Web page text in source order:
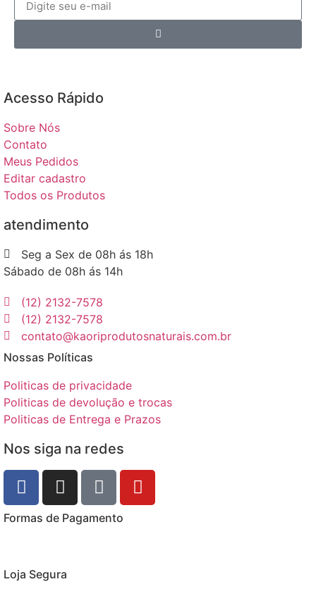
Acesso Rápido​
Sobre Nós
Contato
Meus Pedidos
Editar cadastro
Todos os Produtos
atendimento
Seg a Sex de 08h ás 18h
Sábado de 08h ás 14h
(12) 2132-7578
(12) 2132-7578
contato@kaoriprodutosnaturais.com.br
Nossas Políticas
Politicas de privacidade
Politicas de devolução e trocas
Politicas de Entrega e Prazos
Nos siga na redes
Formas de Pagamento
Loja Segura